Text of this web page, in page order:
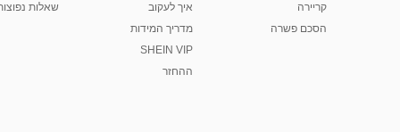
קריירה
הסכם פשרה
איך לעקוב
מדריך המידות
SHEIN VIP
ההחזר
שאלות